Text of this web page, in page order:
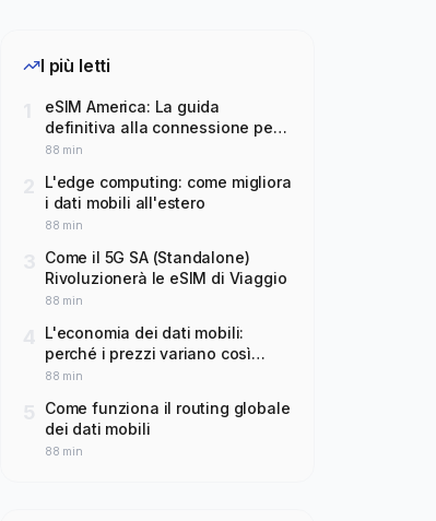
I più letti
eSIM America: La guida
definitiva alla connessione per
USA, Nord America e America
88 min
L'edge computing: come migliora
i dati mobili all'estero
88 min
Come il 5G SA (Standalone)
Rivoluzionerà le eSIM di Viaggio
88 min
L'economia dei dati mobili:
perché i prezzi variano così
tanto?
88 min
Come funziona il routing globale
dei dati mobili
88 min